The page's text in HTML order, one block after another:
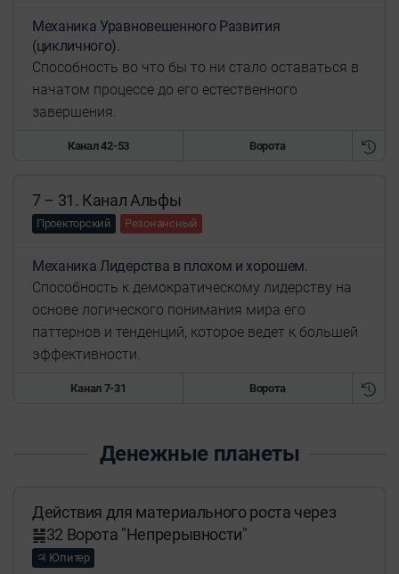
Механика Уравновешенного Развития
(цикличного).
Способность во что бы то ни стало оставаться в
начатом процессе до его естественного
завершения.
Канал 42-53 Ворота
7 – 31. Канал Альфы
Проекторский Резонансный
Механика Лидерства в плохом и хорошем.
Способность к демократическому лидерству на
основе логического понимания мира его
паттернов и тенденций, которое ведет к большей
эффективности.
Канал 7-31 Ворота
Денежные планеты
Действия для материального роста через
䷟32 Ворота "Непрерывности"
♃ Юпитер